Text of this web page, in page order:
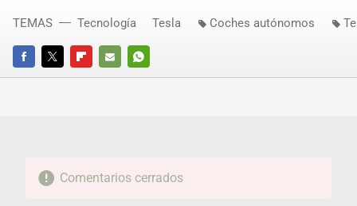
FACEBOOKTWITTERFLIPBOARD
E-
WHATSAPP
TEMAS Tecnología Tesla Coches autónomos
Comentarios cerrados